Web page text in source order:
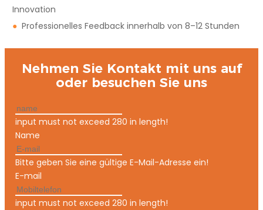
Innovation
●Professionelles Feedback innerhalb von 8–12 Stunden
Nehmen Sie Kontakt mit uns auf
oder besuchen Sie uns
input must not exceed 280 in length!
Name
Bitte geben Sie eine gültige E-Mail-Adresse ein!
E-mail
input must not exceed 280 in length!